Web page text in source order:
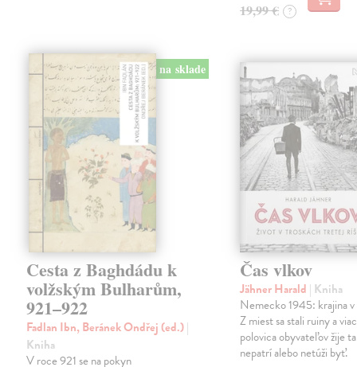
19,99 € ?
na sklade
Cesta z Baghdádu k
volžským Bulharům,
921–922
Fadlan Ibn, Beránek Ondřej (ed.)|
Kniha
V roce 921 se na pokyn
Čas vlkov
Jähner Harald | Kniha
Nemecko 1945: krajina
Z miest sa stali ruiny a
polovica obyvateľov žije
nepatrí alebo netúži byť.